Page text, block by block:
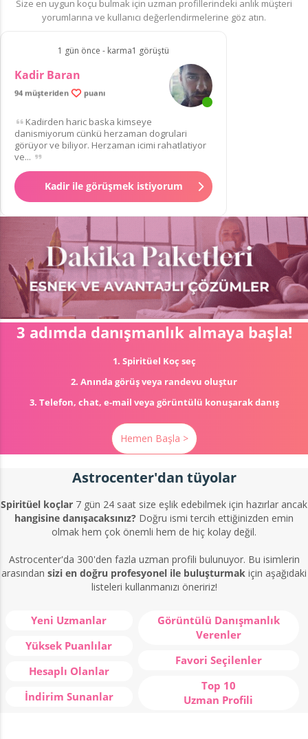
Size en uygun koçu bulmak için uzman profillerindeki anlık müşteri
yorumlarına ve kullanıcı değerlendirmelerine göz atın.
1 gün önce - karma1 görüştü
Kadir Baran
99.9% memnun müşteri
94 müşteriden puanı
Kadirden haric baska kimseye
danismiyorum cünkü herzaman dogrulari
görüyor ve biliyor. Herzaman icimi rahatlatiyor
ve...
Kadir ile görüşmek istiyorum
3 adımda danışmanlık almaya başla!
1. Spiritüel Koç seç
2. Anında görüş veya randevu oluştur
3. Telefon, chat, e-mail veya görüntülü konuşarak danış
Hemen Başla >
Astrocenter'dan tüyolar
Spiritüel koçlar 7 gün 24 saat size eşlik edebilmek için hazırlar ancak
hangisine danışacaksınız? Doğru ismi tercih ettiğinizden emin
olmak hem çok önemli hem de hiç kolay değil.
Astrocenter'da 300'den fazla uzman profili bulunuyor. Bu isimlerin
arasından sizi en doğru profesyonel ile buluşturmak için aşağıdaki
listeleri kullanmanızı öneririz!
Yeni Uzmanlar
Yüksek Puanlılar
Hesaplı Olanlar
İndirim Sunanlar
Görüntülü Danışmanlık
Verenler
Favori Seçilenler
Top 10
Uzman Profili